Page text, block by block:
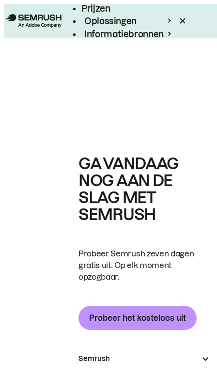
Prijzen
Oplossingen
Informatiebronnen
GA VANDAAG
NOG AAN DE
SLAG MET
SEMRUSH
Probeer Semrush zeven dagen
gratis uit. Op elk moment
opzegbaar.
Probeer het kosteloos uit
Semrush